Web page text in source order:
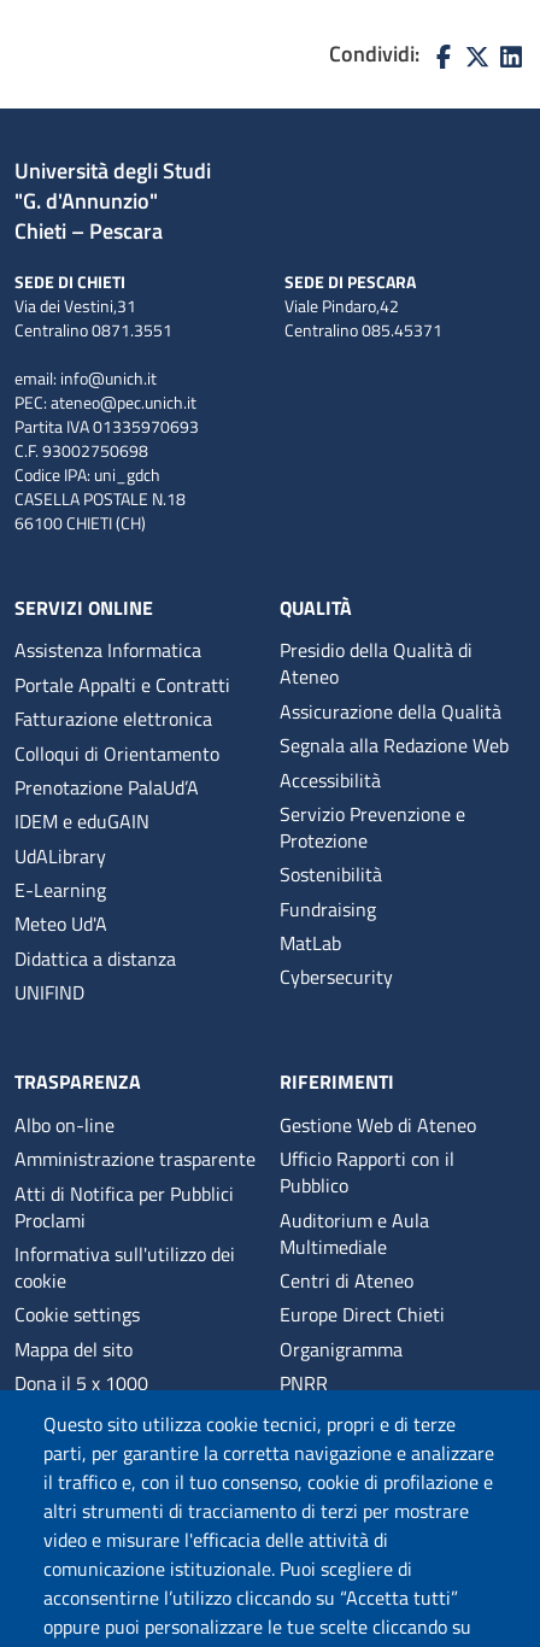
Questo sito utilizza cookie tecnici, propri e di terze
parti, per garantire la corretta navigazione e analizzare
il traffico e, con il tuo consenso, cookie di profilazione e
altri strumenti di tracciamento di terzi per mostrare
video e misurare l'efficacia delle attività di
comunicazione istituzionale. Puoi scegliere di
acconsentirne l’utilizzo cliccando su “Accetta tutti”
oppure puoi personalizzare le tue scelte cliccando su
Condividi:
Università degli Studi
"G. d'Annunzio"
Chieti – Pescara
SEDE DI CHIETI
Via dei Vestini,31
Centralino 0871.3551
SEDE DI PESCARA
Viale Pindaro,42
Centralino 085.45371
email: info@unich.it
PEC:ateneo@pec.unich.it
Partita IVA 01335970693
C.F. 93002750698
Codice IPA: uni_gdch
CASELLA POSTALE N.18
66100 CHIETI (CH)
SERVIZI ONLINE
Assistenza Informatica
Portale Appalti e Contratti
Fatturazione elettronica
Colloqui di Orientamento
Prenotazione PalaUd’A
IDEM e eduGAIN
UdALibrary
E-Learning
Meteo Ud'A
Didattica a distanza
UNIFIND
QUALITÀ
Presidio della Qualità di
Ateneo
Assicurazione della Qualità
Segnala alla Redazione Web
Accessibilità
Servizio Prevenzione e
Protezione
Sostenibilità
Fundraising
MatLab
Cybersecurity
TRASPARENZA
Albo on-line
Amministrazione trasparente
Atti di Notifica per Pubblici
Proclami
Informativa sull'utilizzo dei
cookie
Cookie settings
Mappa del sito
Dona il 5 x 1000
Phishing
Privacy
RIFERIMENTI
Gestione Web di Ateneo
Ufficio Rapporti con il
Pubblico
Auditorium e Aula
Multimediale
Centri di Ateneo
Europe Direct Chieti
Organigramma
PNRR
Alumni
Sede di Chieti
Sede di Pescara
Credits
Wi-Fi di Ateneo
App
SPID
Whistleblowing